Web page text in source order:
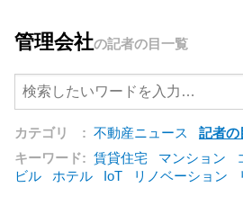
管理会社の記者の目一覧
カテゴリ : 不動産ニュース 記者の
キーワード: 賃貸住宅 マンション
ビル
ホテル IoT リノベーション
シェアリングエコ